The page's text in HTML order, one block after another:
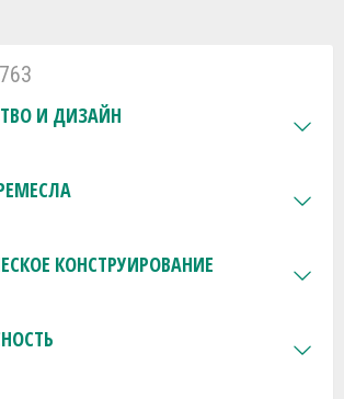
763
И ДИЗАЙН
КОНСТРУИРОВАНИЕ